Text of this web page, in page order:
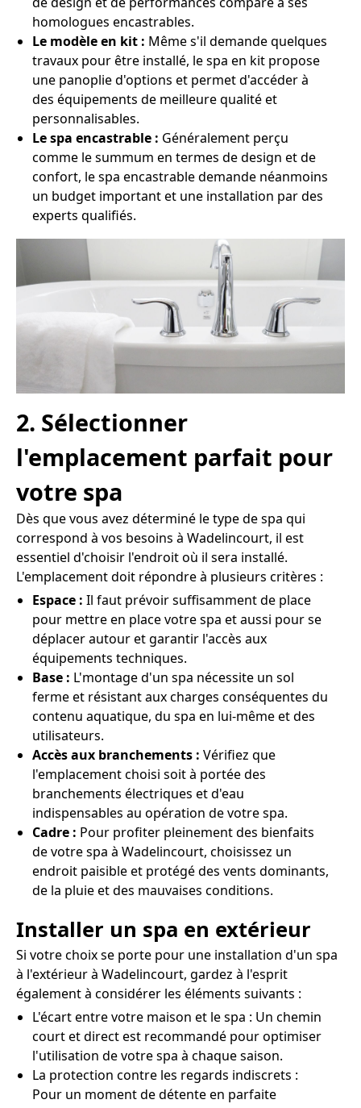
homologues encastrables.
Le modèle en kit : Même s'il demande quelques
travaux pour être installé, le spa en kit propose
une panoplie d'options et permet d'accéder à
des équipements de meilleure qualité et
personnalisables.
Le spa encastrable : Généralement perçu
comme le summum en termes de design et de
confort, le spa encastrable demande néanmoins
un budget important et une installation par des
experts qualifiés.
2. Sélectionner
l'emplacement parfait pour
votre spa
Dès que vous avez déterminé le type de spa qui
correspond à vos besoins à Wadelincourt, il est
essentiel d'choisir l'endroit où il sera installé.
L'emplacement doit répondre à plusieurs critères :
Espace : Il faut prévoir suffisamment de place
pour mettre en place votre spa et aussi pour se
déplacer autour et garantir l'accès aux
équipements techniques.
Base : L'montage d'un spa nécessite un sol
ferme et résistant aux charges conséquentes du
contenu aquatique, du spa en lui-même et des
utilisateurs.
Accès aux branchements : Vérifiez que
l'emplacement choisi soit à portée des
branchements électriques et d'eau
indispensables au opération de votre spa.
Cadre : Pour profiter pleinement des bienfaits
de votre spa à Wadelincourt, choisissez un
endroit paisible et protégé des vents dominants,
de la pluie et des mauvaises conditions.
Installer un spa en extérieur
Si votre choix se porte pour une installation d'un spa
à l'extérieur à Wadelincourt, gardez à l'esprit
également à considérer les éléments suivants :
L'écart entre votre maison et le spa : Un chemin
court et direct est recommandé pour optimiser
l'utilisation de votre spa à chaque saison.
La protection contre les regards indiscrets :
Pour un moment de détente en parfaite